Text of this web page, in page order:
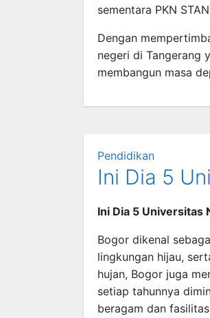
sementara PKN
Dengan
negeri di Tangerang
membangun masa
Pendidikan
Ini Dia 5
Ini Dia 5 Universitas
Bogor dikenal
lingkungan hijau,
hujan, Bogor juga
setiap tahunnya
beragam dan